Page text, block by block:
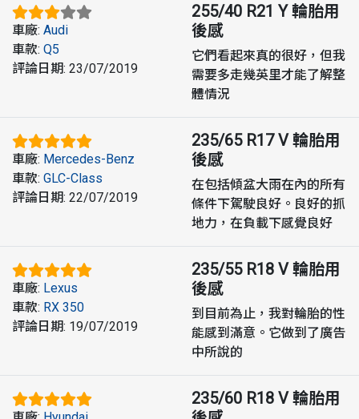
車廠: Audi
車款: Q5
評論日期: 23/07/2019
255/40 R21 Y 輪胎用
後感
它們看起來真的很好，但我
需要多走幾英里才能了解整
體情況
車廠: Mercedes-Benz
車款: GLC-Class
評論日期: 22/07/2019
235/65 R17 V 輪胎用
後感
在包括傾盆大雨在內的所有
條件下駕駛良好。良好的抓
地力，在負載下感覺良好
車廠: Lexus
車款: RX 350
評論日期: 19/07/2019
235/55 R18 V 輪胎用
後感
到目前為止，我對輪胎的性
能感到滿意。它做到了廣告
中所說的
235/60 R18 V 輪胎用